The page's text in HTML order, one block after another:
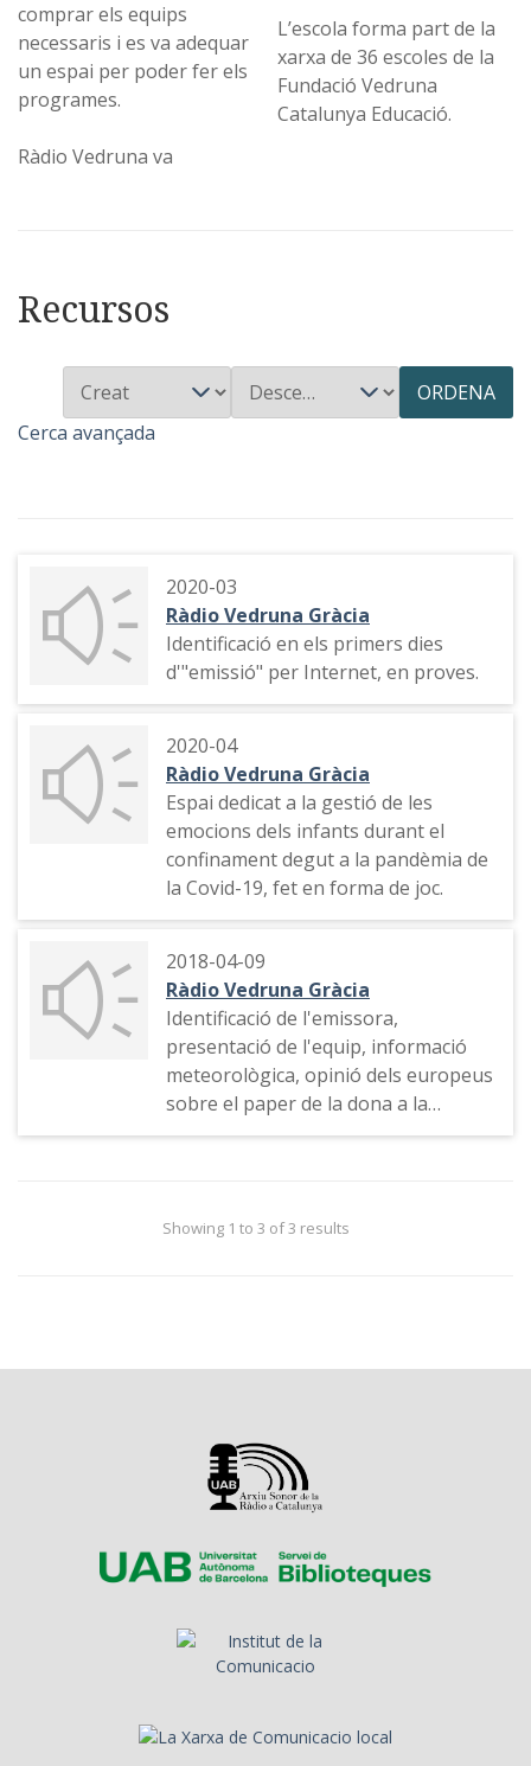
comprar els equips
necessaris i es va adequar
un espai per poder fer els
programes.
Ràdio Vedruna va
L’escola forma part de la
xarxa de 36 escoles de la
Fundació Vedruna
Catalunya Educació.
Recursos
ORDENA
Cerca avançada
2020-03
Ràdio Vedruna Gràcia
Identificació en els primers dies
d'"emissió" per Internet, en proves.
2020-04
Ràdio Vedruna Gràcia
Espai dedicat a la gestió de les
emocions dels infants durant el
confinament degut a la pandèmia de
la Covid-19, fet en forma de joc.
2018-04-09
Ràdio Vedruna Gràcia
Identificació de l'emissora,
presentació de l'equip, informació
meteorològica, opinió dels europeus
sobre el paper de la dona a la
societat i el masclisme.
Showing 1 to 3 of 3 results